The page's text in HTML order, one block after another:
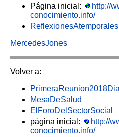
Página inicial:
http://
conocimiento.info/
ReflexionesAtemporales
MercedesJones
Volver a:
MesaDeSalud
ElForoDelSectorSocial
página inicial:
http://
conocimiento.info/